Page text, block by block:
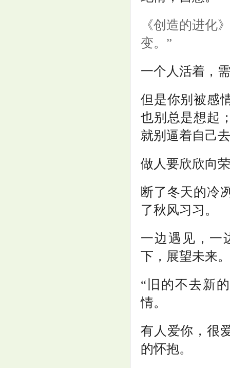
《创造的进化
变。”
一个人活着，
但是你别被感
也别总是想起
就别逼着自己
做人要欣欣向
断了冬天的冷
了秋风习习。
一边遇见，一
下，展望未来。
“旧的不去新
情。
有人爱你，很
的怀抱。